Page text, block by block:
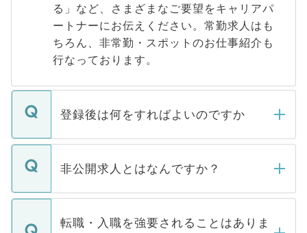
る」など、さまざまなご要望をキャリアパ
ートナーにお伝えください。常勤求人はも
ちろん、非常勤・スポットのお仕事紹介も
行なっております。
登録後は何をすればよいのですか
ご登録いただきましたら、弊社担当者がご
登録内容を確認し、その後メールもしくは
ます。通常、5営業日以内にはご連絡をせて
いただきますので、しばらくお待ちくださ
非公開求人とはなんですか？
マイナビDOCTORで取り扱っている求人の
うち約3割は、Webサイトからご覧いただ
転職・入職を強要されることはありま